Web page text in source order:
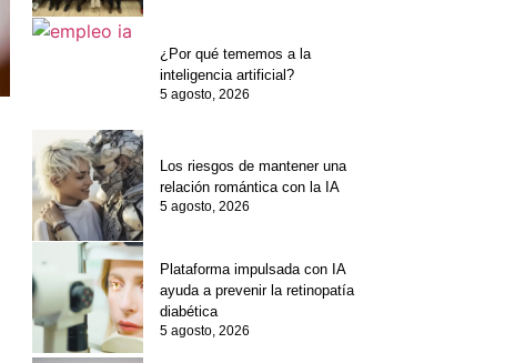
¿Por qué tememos a la
inteligencia artificial?
5 agosto, 2026
Los riesgos de mantener una
relación romántica con la IA
5 agosto, 2026
Plataforma impulsada con IA
ayuda a prevenir la retinopatía
diabética
5 agosto, 2026